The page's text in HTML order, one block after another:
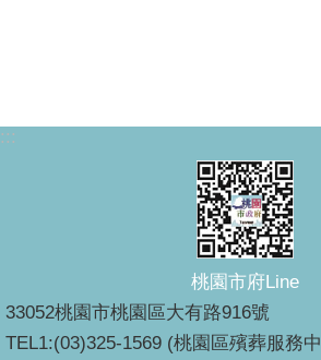
:::
桃園市府Line
33052桃園市桃園區大有路916號
TEL1:(03)325-1569 (桃園區殯葬服務